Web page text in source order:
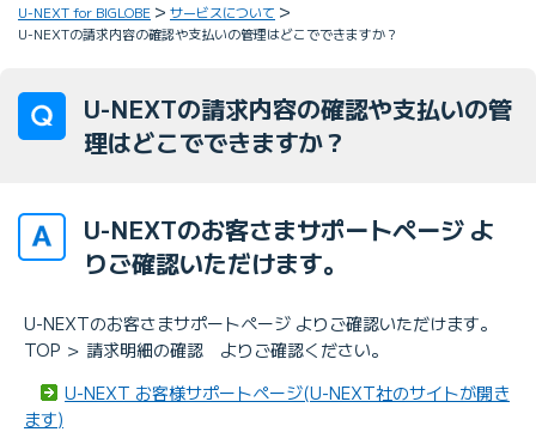
U-NEXT for BIGLOBE
サービスについて
U-NEXTの請求内容の確認や支払いの管理はどこでできますか？
U-NEXTの請求内容の確認や支払いの管
理はどこでできますか？
U-NEXTのお客さまサポートページ よ
りご確認いただけます。
U-NEXTのお客さまサポートページ よりご確認いただけます。
TOP ＞ 請求明細の確認 よりご確認ください。
U-NEXT お客様サポートページ(U-NEXT社のサイトが開き
ます)